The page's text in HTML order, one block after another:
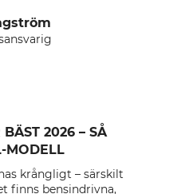
2026 – SÅ
MODELL
krångligt – särskilt
finns bensindrivna,